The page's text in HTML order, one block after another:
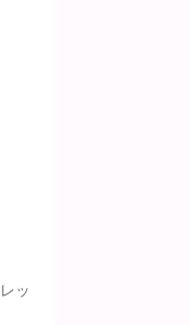
ッ